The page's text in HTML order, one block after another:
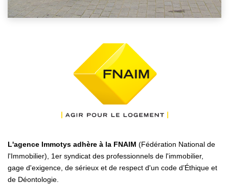
L'agence Immotys adhère à la FNAIM (Fédération National de
l'Immobilier), 1er syndicat des professionnels de l'immobilier,
gage d'exigence, de sérieux et de respect d'un code d’Éthique et
de Déontologie.